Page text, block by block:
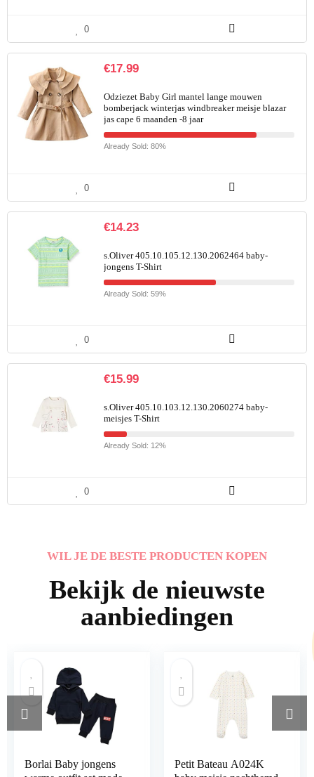
0
€17.99
Odziezet Baby Girl mantel lange mouwen
bomberjack winterjas windbreaker meisje blazar
jas cape 6 maanden -8 jaar
Already Sold: 80%
0
€14.23
s.Oliver 405.10.105.12.130.2062464 baby-
jongens T-Shirt
Already Sold: 59%
0
€15.99
s.Oliver 405.10.103.12.130.2060274 baby-
meisjes T-Shirt
Already Sold: 12%
0
WIL JE DE BESTE PRODUCTEN KOPEN
Bekijk de nieuwste
aanbiedingen
Borlai Baby jongens
Petit Bateau A024K